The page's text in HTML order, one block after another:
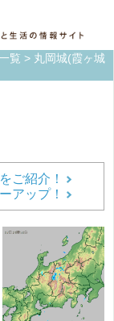
覧 > 丸岡城(霞ヶ城
ご紹介！
アップ！